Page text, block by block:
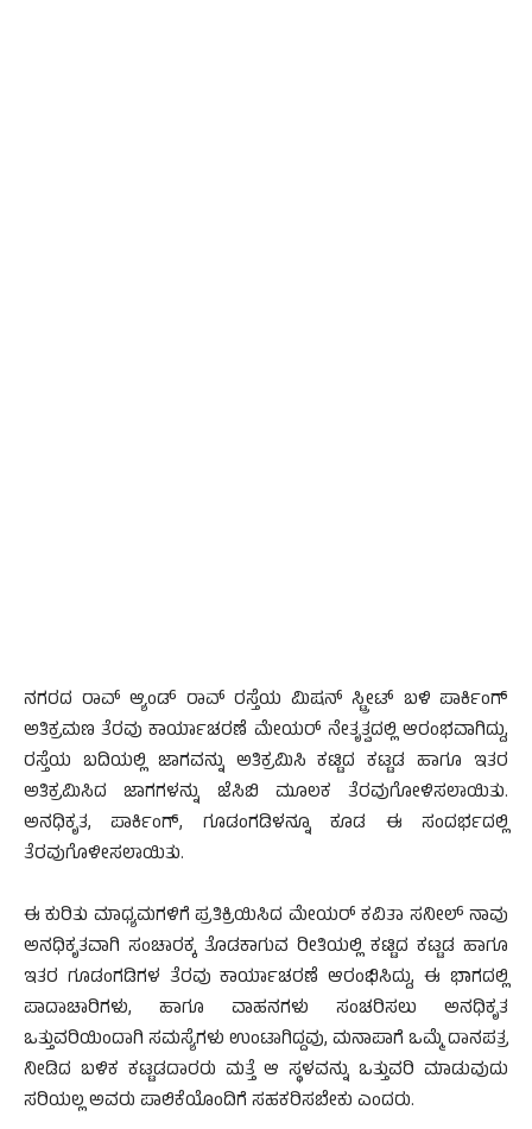
ನಗರದ ರಾವ್ ಆ್ಯಂಡ್ ರಾವ್ ರಸ್ತೆಯ ಮಿಷನ್ ಸ್ಟ್ರೀಟ್ ಬಳಿ ಪಾರ್ಕಿಂಗ್
ಅತಿಕ್ರಮಣ ತೆರವು ಕಾರ್ಯಾಚರಣೆ ಮೇಯರ್ ನೇತೃತ್ವದಲ್ಲಿ ಆರಂಭವಾಗಿದ್ದು,
ರಸ್ತೆಯ ಬದಿಯಲ್ಲಿ ಜಾಗವನ್ನು ಅತಿಕ್ರಮಿಸಿ ಕಟ್ಟಿದ ಕಟ್ಟಡ ಹಾಗೂ ಇತರ
ಅತಿಕ್ರಮಿಸಿದ ಜಾಗಗಳನ್ನು ಜೆಸಿಬಿ ಮೂಲಕ ತೆರವುಗೋಳಿಸಲಾಯಿತು.
ಅನಧಿಕೃತ, ಪಾರ್ಕಿಂಗ್, ಗೂಡಂಗಡಿಳನ್ನೂ ಕೂಡ ಈ ಸಂದರ್ಭದಲ್ಲಿ
ತೆರವುಗೊಳೀಸಲಾಯಿತು.
ಈ ಕುರಿತು ಮಾಧ್ಯಮಗಳಿಗೆ ಪ್ರತಿಕ್ರಿಯಿಸಿದ ಮೇಯರ್ ಕವಿತಾ ಸನೀಲ್ ನಾವು
ಅನಧಿಕೃತವಾಗಿ ಸಂಚಾರಕ್ಕ ತೊಡಕಾಗುವ ರೀತಿಯಲ್ಲಿ ಕಟ್ಟಿದ ಕಟ್ಟಡ ಹಾಗೂ
ಇತರ ಗೂಡಂಗಡಿಗಳ ತೆರವು ಕಾರ್ಯಾಚರಣೆ ಆರಂಭಿಸಿದ್ದು, ಈ ಭಾಗದಲ್ಲಿ
ಪಾದಾಚಾರಿಗಳು, ಹಾಗೂ ವಾಹನಗಳು ಸಂಚರಿಸಲು ಅನಧಿಕೃತ
ಒತ್ತುವರಿಯಿಂದಾಗಿ ಸಮಸ್ಯೆಗಳು ಉಂಟಾಗಿದ್ದವು, ಮನಾಪಾಗೆ ಒಮ್ಮೆ ದಾನಪತ್ರ
ನೀಡಿದ ಬಳಿಕ ಕಟ್ಟಡದಾರರು ಮತ್ತೆ ಆ ಸ್ಥಳವನ್ನು ಒತ್ತುವರಿ ಮಾಡುವುದು
ಸರಿಯಲ್ಲ ಅವರು ಪಾಲಿಕೆಯೊಂದಿಗೆ ಸಹಕರಿಸಬೇಕು ಎಂದರು.